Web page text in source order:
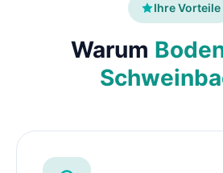
Ihre Vorteile
Warum